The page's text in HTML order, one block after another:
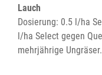
Lauch
Dosierung: 0.5 l/ha
l/ha Select gegen
mehrjährige